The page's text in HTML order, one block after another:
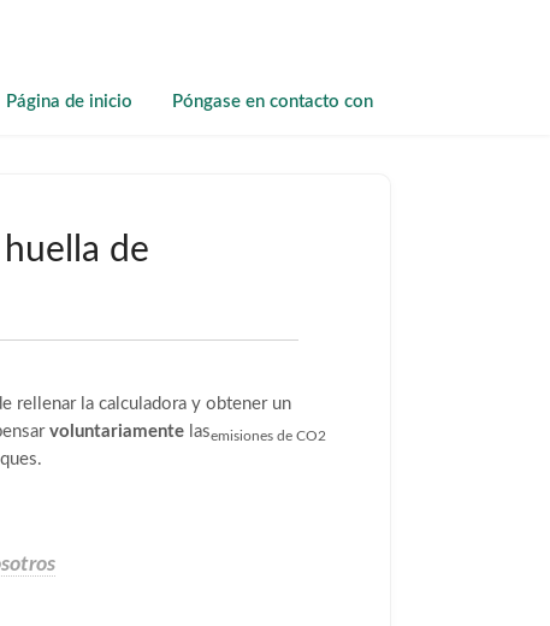
Página de inicio Póngase en contacto con
de
rellenar la calculadora y obtener un
voluntariamentelasemisiones de CO2